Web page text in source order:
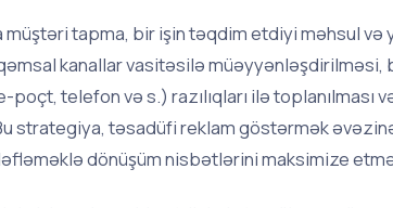
müştəri tapma, bir işin təqdim etdiyi məhsul
kanallar vasitəsilə müəyyənləşdirilməsi,
poçt, telefon və s.) razılıqları ilə toplanılması
strategiya, təsadüfi reklam göstərmək
dönüşüm nisbətlərini maksimize